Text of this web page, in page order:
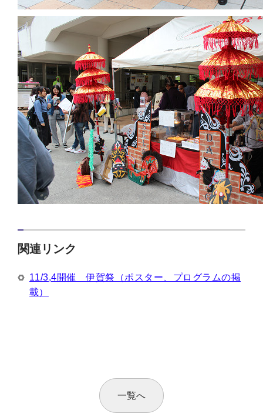
関連リンク
11/3,4開催 伊賀祭（ポスター、プログラムの掲
載）
一覧へ